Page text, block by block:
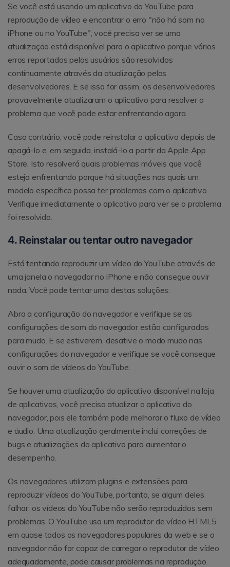
Se você está usando um aplicativo do YouTube para
reprodução de vídeo e encontrar o erro "não há som no
iPhone ou no YouTube", você precisa ver se uma
atualização está disponível para o aplicativo porque vários
erros reportados pelos usuários são resolvidos
continuamente através da atualização pelos
desenvolvedores. E se isso for assim, os desenvolvedores
provavelmente atualizaram o aplicativo para resolver o
problema que você pode estar enfrentando agora.
Caso contrário, você pode reinstalar o aplicativo depois de
apagá-lo e, em seguida, instalá-lo a partir da Apple App
Store. Isto resolverá quais problemas móveis que você
esteja enfrentando porque há situações nas quais um
modelo específico possa ter problemas com o aplicativo.
Verifique imediatamente o aplicativo para ver se o problema
foi resolvido.
4. Reinstalar ou tentar outro navegador
Está tentando reproduzir um vídeo do YouTube através de
uma janela o navegador no iPhone e não consegue ouvir
nada. Você pode tentar uma destas soluções:
Abra a configuração do navegador e verifique se as
configurações de som do navegador estão configuradas
para mudo. E se estiverem, desative o modo mudo nas
configurações do navegador e verifique se você consegue
ouvir o som de vídeos do YouTube.
Se houver uma atualização do aplicativo disponível na loja
de aplicativos, você precisa atualizar o aplicativo do
navegador, pois ele também pode melhorar o fluxo de vídeo
e áudio. Uma atualização geralmente inclui correções de
bugs e atualizações do aplicativo para aumentar o
desempenho.
Os navegadores utilizam plugins e extensões para
reproduzir vídeos do YouTube, portanto, se algum deles
falhar, os vídeos do YouTube não serão reproduzidos sem
problemas. O YouTube usa um reprodutor de vídeo HTML5
em quase todos os navegadores populares da web e se o
navegador não for capaz de carregar o reprodutor de vídeo
adequadamente, pode causar problemas na reprodução.